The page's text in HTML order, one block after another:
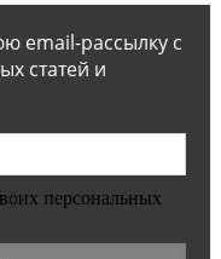
email-рассылку с
статей и
персональных